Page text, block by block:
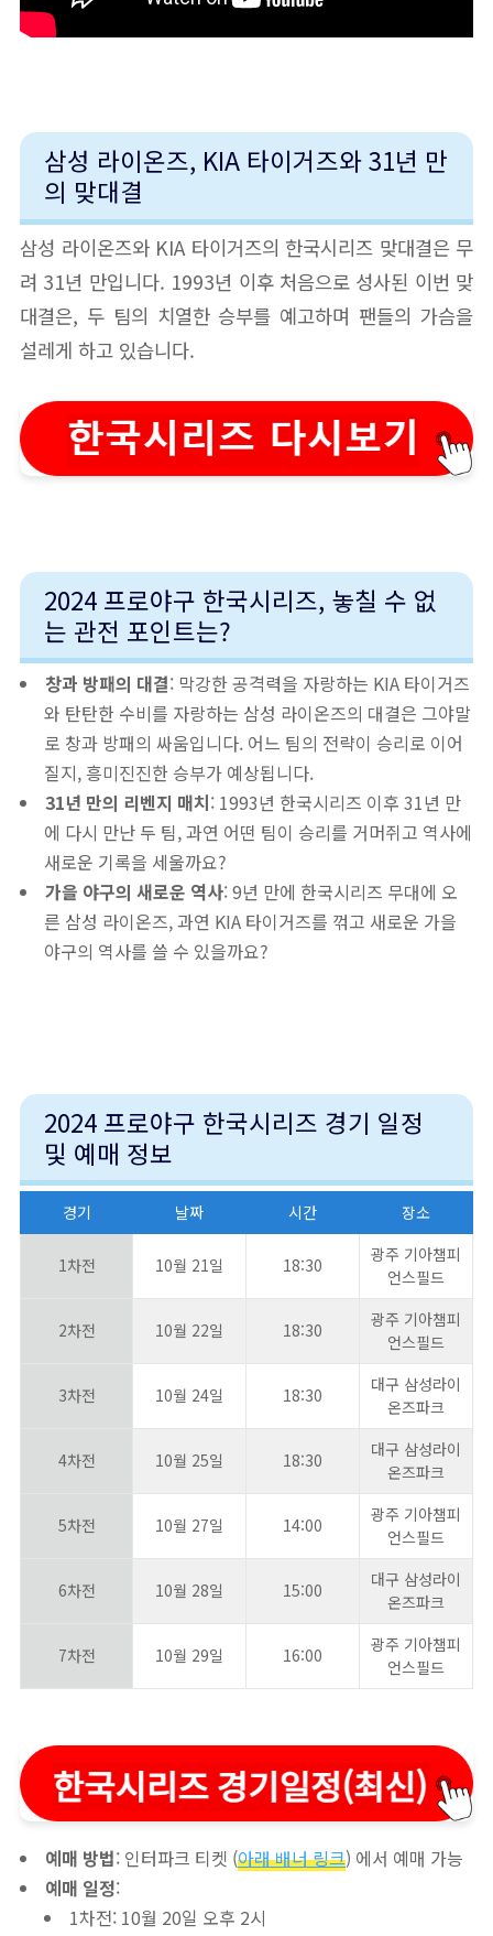
삼성 라이온즈, KIA 타이거즈와 31년 만
의 맞대결
삼성 라이온즈와 KIA 타이거즈의 한국시리즈 맞대결은 무
려 31년 만입니다. 1993년 이후 처음으로 성사된 이번 맞
대결은, 두 팀의 치열한 승부를 예고하며 팬들의 가슴을
설레게 하고 있습니다.
2024 프로야구 한국시리즈, 놓칠 수 없
는 관전 포인트는?
창과 방패의 대결: 막강한 공격력을 자랑하는 KIA 타이거즈
와 탄탄한 수비를 자랑하는 삼성 라이온즈의 대결은 그야말
로 창과 방패의 싸움입니다. 어느 팀의 전략이 승리로 이어
질지, 흥미진진한 승부가 예상됩니다.
31년 만의 리벤지 매치: 1993년 한국시리즈 이후 31년 만
에 다시 만난 두 팀, 과연 어떤 팀이 승리를 거머쥐고 역사에
새로운 기록을 세울까요?
가을 야구의 새로운 역사: 9년 만에 한국시리즈 무대에 오
른 삼성 라이온즈, 과연 KIA 타이거즈를 꺾고 새로운 가을
야구의 역사를 쓸 수 있을까요?
2024 프로야구 한국시리즈 경기 일정
및 예매 정보
경기 날짜 시간 장소
1차전 10월 21일 18:30
광주 기아챔피
언스필드
2차전 10월 22일 18:30
광주 기아챔피
언스필드
3차전 10월 24일 18:30
대구 삼성라이
온즈파크
4차전 10월 25일 18:30
대구 삼성라이
온즈파크
5차전 10월 27일 14:00
광주 기아챔피
언스필드
6차전 10월 28일 15:00
대구 삼성라이
온즈파크
7차전 10월 29일 16:00
광주 기아챔피
언스필드
예매 방법: 인터파크 티켓 (아래 배너 링크) 에서 예매 가능
예매 일정:
1차전: 10월 20일 오후 2시